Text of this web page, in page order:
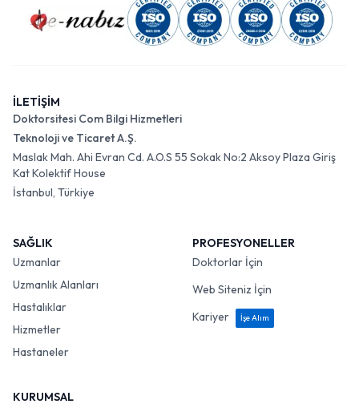
İLETİŞİM
Doktorsitesi Com Bilgi Hizmetleri
Teknoloji ve Ticaret A.Ş.
Maslak Mah. Ahi Evran Cd. A.O.S 55 Sokak No:2 Aksoy Plaza Giriş
Kat Kolektif House
İstanbul, Türkiye
SAĞLIK
Uzmanlar
Uzmanlık Alanları
Hastalıklar
Hizmetler
Hastaneler
PROFESYONELLER
Doktorlar İçin
Web Siteniz İçin
Kariyer
İşe Alım
KURUMSAL